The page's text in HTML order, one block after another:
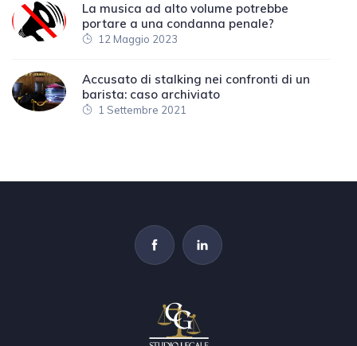
La musica ad alto volume potrebbe
portare a una condanna penale?
12 Maggio 2023
Accusato di stalking nei confronti di un
barista: caso archiviato
1 Settembre 2021